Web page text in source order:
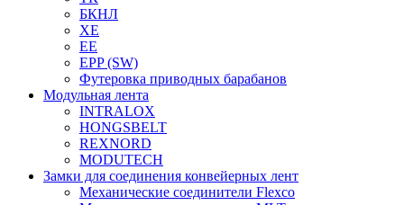
БКНЛ
XE
EE
EPP (SW)
Футеровка приводных барабанов
Модульная лента
INTRALOX
HONGSBELT
REXNORD
MODUTECH
Замки для соединения конвейерных лент
Механические соединители Flexco